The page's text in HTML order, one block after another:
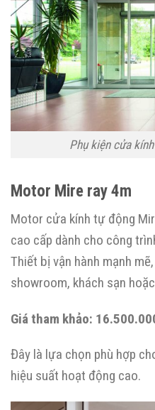
Phụ kiện cửa
Motor Mire ray 4m
Motor cửa kính tự động
cao cấp dành cho công
Thiết bị vận hành mạnh
showroom, khách sạn
Giá tham khảo:
Đây là lựa chọn phù hợp
hiệu suất hoạt động cao.